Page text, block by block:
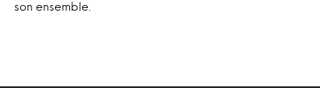
son ensemble.